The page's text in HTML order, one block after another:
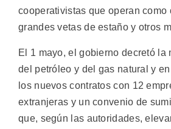
cooperativistas que operan como
grandes vetas de estaño y otros
El 1 mayo, el gobierno decretó la
del petróleo y del gas natural y
los nuevos contratos con 12
extranjeras y un convenio de
que, según las autoridades,